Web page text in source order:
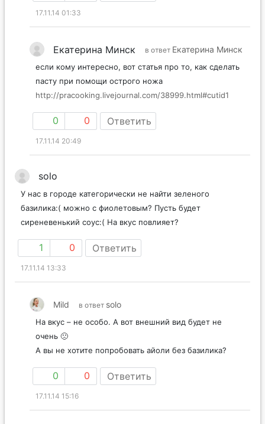
17.11.14 01:33
Екатерина Минск в ответ Екатерина Минск
если кому интересно, вот статья про то, как сделать
пасту при помощи острого ножа
http://pracooking.livejournal.com/38999.html#cutid1
0 0 Ответить
17.11.14 20:49
solo
У нас в городе категорически не найти зеленого
базилика:( можно с фиолетовым? Пусть будет
сиреневенький соус:( На вкус повлияет?
1 0 Ответить
17.11.14 13:33
Mild в ответ solo
На вкус – не особо. А вот внешний вид будет не
очень 🙁
А вы не хотите попробовать айоли без базилика?
0 0 Ответить
17.11.14 15:16